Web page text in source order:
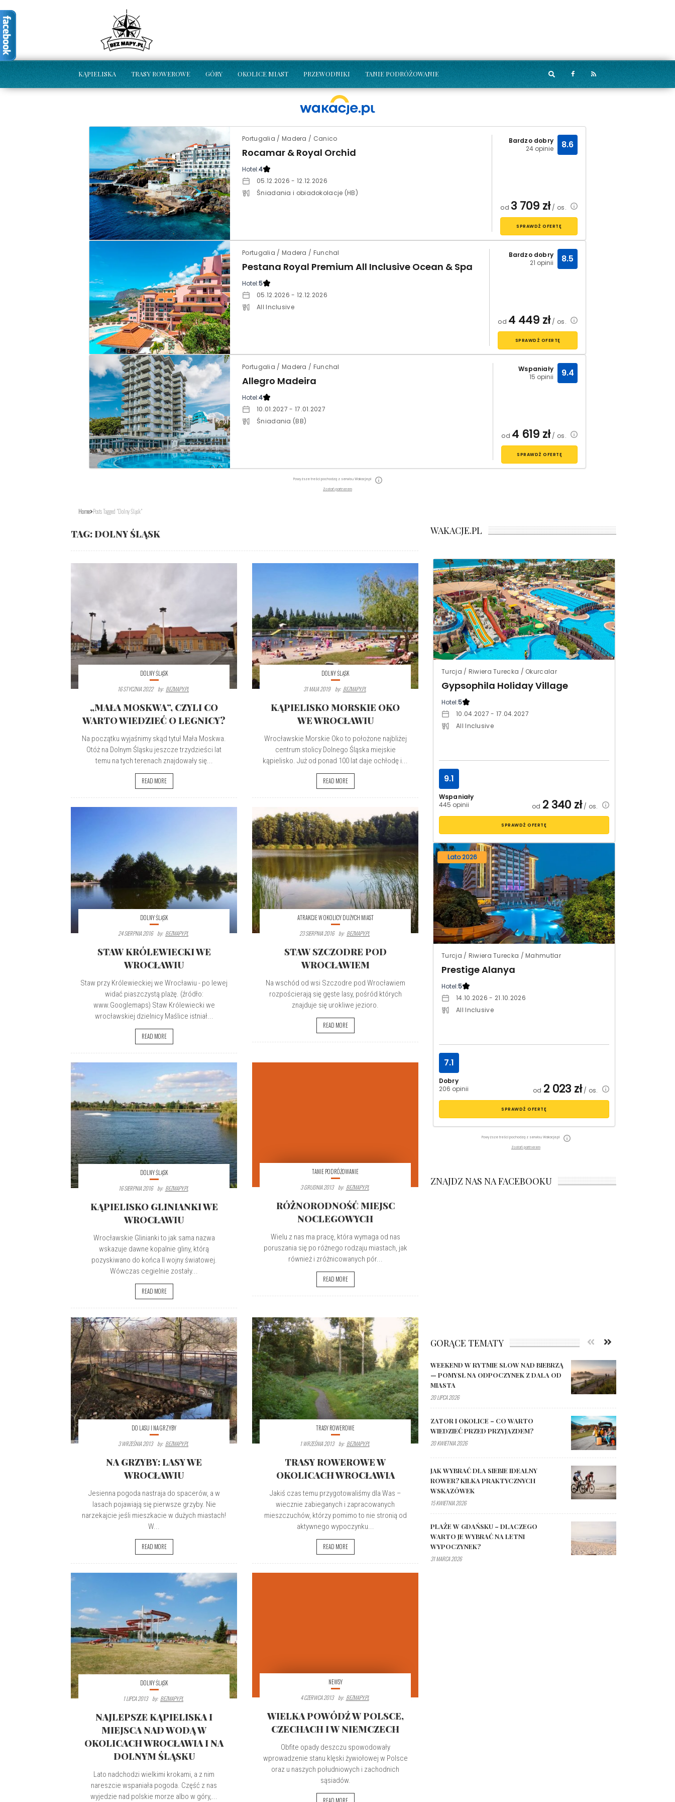
KĄPIELISKA TRASY ROWEROWE GÓRY OKOLICE MIAST PRZEWODNIKI TANIE PODRÓŻOWANIE
Portugalia / Madera / Canico
Rocamar & Royal Orchid
Hotel:4
05.12.2026 - 12.12.2026
Śniadania i obiadokolacje (HB)
Bardzo dobry
24 opinie
8.6
od 3 709 zł/ os.
SPRAWDŹ OFERTĘ
Portugalia / Madera / Funchal
Pestana Royal Premium All Inclusive Ocean & Spa
Hotel:5
05.12.2026 - 12.12.2026
All Inclusive
Bardzo dobry
21 opinii
8.5
od 4 449 zł/ os.
SPRAWDŹ OFERTĘ
Portugalia / Madera / Funchal
Allegro Madeira
Hotel:4
10.01.2027 - 17.01.2027
Śniadania (BB)
Wspaniały
15 opinii
9.4
od 4 619 zł/ os.
SPRAWDŹ OFERTĘ
Powyższe treści pochodzą z serwisu Wakacje.pl
Zostań partnerem
Home Posts Tagged "Dolny Śląsk"
TAG: DOLNY ŚLĄSK
DOLNY ŚLĄSK
16 STYCZNIA 2022 By: BEZMAPY.PL
„MAŁA MOSKWA”, CZYLI CO
WARTO WIEDZIEĆ O LEGNICY?
Na początku wyjaśnimy skąd tytuł Mała Moskwa.
Otóż na Dolnym Śląsku jeszcze trzydzieści lat
temu na tych terenach znajdowały się...
READ MORE
DOLNY ŚLĄSK
31 MAJA 2019 By: BEZMAPY.PL
KĄPIELISKO MORSKIE OKO
WE WROCŁAWIU
Wrocławskie Morskie Oko to położone najbliżej
centrum stolicy Dolnego Śląska miejskie
kąpielisko. Już od ponad 100 lat daje ochłodę i...
READ MORE
DOLNY ŚLĄSK
24 SIERPNIA 2016
By: BEZMAPY.PL
STAW KRÓLEWIECKI WE
WROCŁAWIU
Staw przy Królewieckiej we Wrocławiu - po lewej
widać piaszczystą plażę. (źródło:
www.Googlemaps) Staw Królewiecki we
wrocławskiej dzielnicy Maślice istniał...
READ MORE
ATRAKCJE W OKOLICY DUŻYCH MIAST
23 SIERPNIA 2016
By: BEZMAPY.PL
STAW SZCZODRE POD
WROCŁAWIEM
Na wschód od wsi Szczodre pod Wrocławiem
rozpościerają się gęste lasy, pośród których
znajduje się urokliwe jezioro.
READ MORE
DOLNY ŚLĄSK
16 SIERPNIA 2016 By: BEZMAPY.PL
KĄPIELISKO GLINIANKI WE
WROCŁAWIU
Wrocławskie Glinianki to jak sama nazwa
wskazuje dawne kopalnie gliny, którą
pozyskiwano do końca II wojny światowej.
Wówczas cegielnie zostały...
READ MORE
TANIE PODRÓŻOWANIE
3 GRUDNIA 2013 By: BEZMAPY.PL
RÓŻNORODNOŚĆ MIEJSC
NOCLEGOWYCH
Wielu z nas ma pracę, która wymaga od nas
poruszania się po różnego rodzaju miastach, jak
również i zróżnicowanych pór...
READ MORE
DO LASU I NA GRZYBY
3 WRZEŚNIA 2013
By: BEZMAPY.PL
NA GRZYBY: LASY WE
WROCŁAWIU
Jesienna pogoda nastraja do spacerów, a w
lasach pojawiają się pierwsze grzyby. Nie
narzekajcie jeśli mieszkacie w dużych miastach!
W...
READ MORE
TRASY ROWEROWE
1 WRZEŚNIA 2013
By: BEZMAPY.PL
TRASY ROWEROWE W
OKOLICACH WROCŁAWIA
Jakiś czas temu przygotowaliśmy dla Was –
wiecznie zabieganych i zapracowanych
mieszczuchów, którzy pomimo to nie stronią od
aktywnego wypoczynku...
READ MORE
DOLNY ŚLĄSK
1 LIPCA 2013 By: BEZMAPY.PL
NAJLEPSZE KĄPIELISKA I
MIEJSCA NAD WODĄ W
OKOLICACH WROCŁAWIA I NA
DOLNYM ŚLĄSKU
Lato nadchodzi wielkimi krokami, a z nim
nareszcie wspaniała pogoda. Część z nas
wyjedzie nad polskie morze albo w góry,...
NEWSY
4 CZERWCA 2013
By: BEZMAPY.PL
WIELKA POWÓDŹ W POLSCE,
CZECHACH I W NIEMCZECH
Obfite opady deszczu spowodowały
wprowadzenie stanu klęski żywiołowej w Polsce
oraz u naszych południowych i zachodnich
sąsiadów.
WAKACJE.PL
Turcja / Riwiera Turecka / Okurcalar
Gypsophila Holiday Village
Hotel:5
10.04.2027 - 17.04.2027
All Inclusive
Wspaniały
445 opinii
9.1
od 2 340 zł/ os.
SPRAWDŹ OFERTĘ
Lato 2026
Turcja / Riwiera Turecka / Mahmutlar
Prestige Alanya
Hotel:5
14.10.2026 - 21.10.2026
All Inclusive
Dobry
206 opinii
7.1
od 2 023 zł/ os.
SPRAWDŹ OFERTĘ
Powyższe treści pochodzą z serwisu Wakacje.pl
Zostań partnerem
ZNAJDZ NAS NA FACEBOOKU
GORĄCE TEMATY
WEEKEND W RYTMIE SLOW NAD BIEBRZĄ
— POMYSŁ NA ODPOCZYNEK Z DALA OD
MIASTA
20 LIPCA 2026
ZATOR I OKOLICE – CO WARTO
WIEDZIEĆ PRZED PRZYJAZDEM?
20 KWIETNIA 2026
JAK WYBRAĆ DLA SIEBIE IDEALNY
ROWER? KILKA PRAKTYCZNYCH
WSKAZÓWEK
15 KWIETNIA 2026
PLAŻE W GDAŃSKU – DLACZEGO
WARTO JE WYBRAĆ NA LETNI
WYPOCZYNEK?
31 MARCA 2026